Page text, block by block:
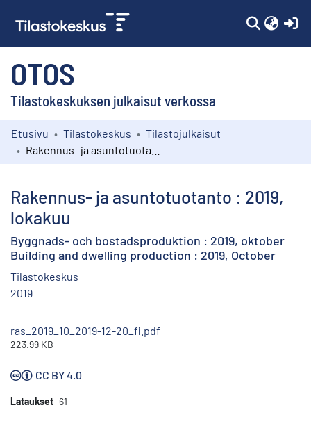
OTOS
Tilastokeskuksen julkaisut verkossa
Kokoelmat
Etusivu Tilastokeskus
Tilastojulkaisut
Rakennus- ja asuntotuotanto : 2019,
lokakuu
Byggnads- och bostadsproduktion : 2019, oktober
Building and dwelling production : 2019, October
Tilastokeskus
2019
ras_2019_10_2019-12-20_fi.pdf
223.99 KB
CC BY 4.0
Lataukset 61